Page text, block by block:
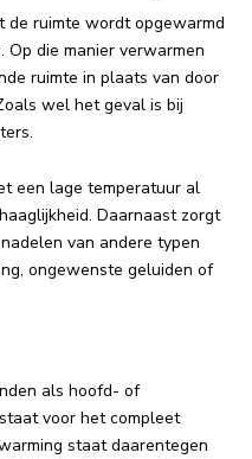
de ruimte wordt opgewarmd
die manier verwarmen
ruimte in plaats van door
wel het geval is bij
een lage temperatuur al
Daarnaast zorgt
van andere typen
ongewenste geluiden of
als hoofd- of
voor het compleet
staat daarentegen